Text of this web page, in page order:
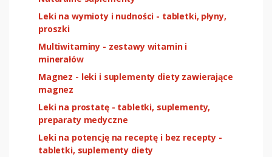
Leki na wymioty i nudności - tabletki, płyny,
proszki
Multiwitaminy - zestawy witamin i
minerałów
Magnez - leki i suplementy diety zawierające
magnez
Leki na prostatę - tabletki, suplementy,
preparaty medyczne
Leki na potencję na receptę i bez recepty -
tabletki, suplementy diety